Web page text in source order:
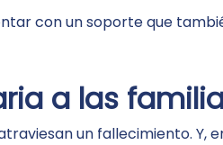
con un soporte que
a las
un fallecimiento. Y,